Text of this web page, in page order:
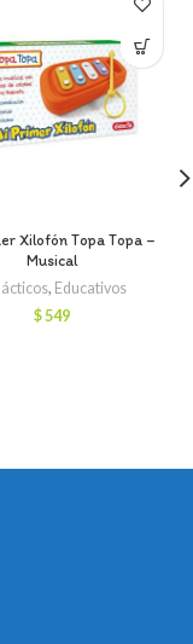
Xilofón Topa Topa –
Musical
, Educativos
$549